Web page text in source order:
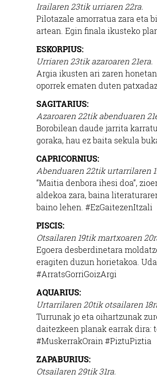
Irailaren 23tik urriaren 22ra.
Pilotazale amorratua zara eta
artean. Egin finala ikusteko
ESKORPIUS:
Urriaren 23tik azaroaren 21era.
Argia ikusten ari zaren
oporrek ematen duten
SAGITARIUS:
Azaroaren 22tik abenduaren
Borobilean daude jarrita
goraka, hau ez baita sekula
CAPRICORNIUS:
Abenduaren 22tik urtarrilaren
“Maitia denbora ihesi doa”,
aldekoa zara, baina
baino lehen. #EzGaitezenItzali
PISCIS:
Otsailaren 19tik martxoaren
Egoera desberdinetara
eragiten duzun horietakoa.
#ArratsGorriGoizArgi
AQUARIUS:
Urtarrilaren 20tik otsailaren
Turrunak jo eta oihartzunak
daitezkeen planak earrak dira:
#MuskerrakOrain #PiztuPiztia
ZAPABURIUS:
Otsailaren 29tik 31ra.